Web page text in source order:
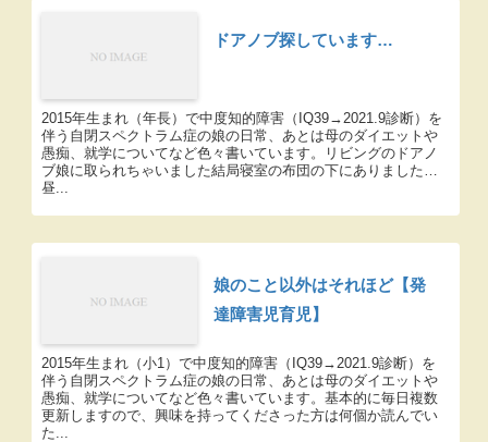
ドアノブ探しています…
2015年生まれ（年長）で中度知的障害（IQ39→2021.9診断）を
伴う自閉スペクトラム症の娘の日常、あとは母のダイエットや
愚痴、就学についてなど色々書いています。リビングのドアノ
ブ娘に取られちゃいました結局寝室の布団の下にありました…
昼...
娘のこと以外はそれほど【発
達障害児育児】
2015年生まれ（小1）で中度知的障害（IQ39→2021.9診断）を
伴う自閉スペクトラム症の娘の日常、あとは母のダイエットや
愚痴、就学についてなど色々書いています。基本的に毎日複数
更新しますので、興味を持ってくださった方は何個か読んでい
た...